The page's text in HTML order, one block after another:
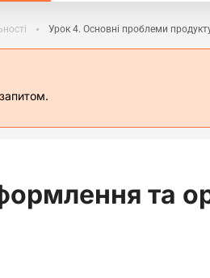
Урок 4. Основні проблеми
та